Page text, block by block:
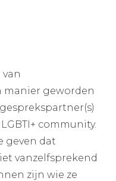
manier geworden
community.
geven dat
vanzelfsprekend
zijn wie ze